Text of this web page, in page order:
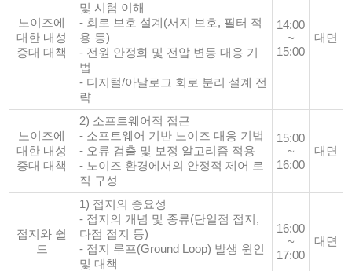
노이즈에
대한 내성
증대 대책
및 시험 이해
- 회로 보호 설계(서지 보호, 필터 적
용 등)
- 전원 안정화 및 전압 변동 대응 기
법
- 디지털/아날로그 회로 분리 설계 전
략
14:00
~
15:00
대면
노이즈에
대한 내성
증대 대책
2) 소프트웨어적 접근
- 소프트웨어 기반 노이즈 대응 기법
- 오류 검출 및 보정 알고리즘 적용
- 노이즈 환경에서의 안정적 제어 로
직 구성
15:00
~
16:00
대면
접지와 쉴
드
1) 접지의 중요성
- 접지의 개념 및 종류(단일점 접지,
다점 접지 등)
- 접지 루프(Ground Loop) 발생 원인
및 대책
16:00
~
17:00
대면